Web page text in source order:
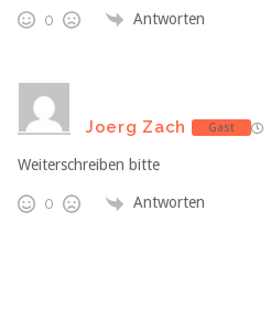
0 Antworten
Joerg Zach Gast
Weiterschreiben bitte
0 Antworten